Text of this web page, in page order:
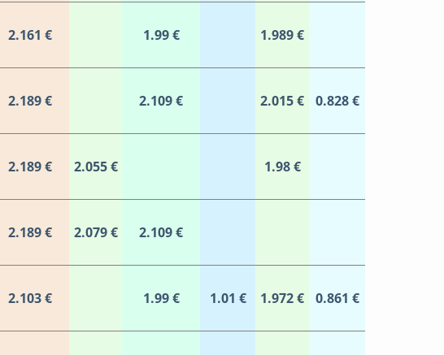
2.161 € 1.99 € 1.989 €
2.189 € 2.109 € 2.015 € 0.828 €
2.189 € 2.055 € 1.98 €
2.189 € 2.079 € 2.109 €
2.103 € 1.99 € 1.01 € 1.972 € 0.861 €